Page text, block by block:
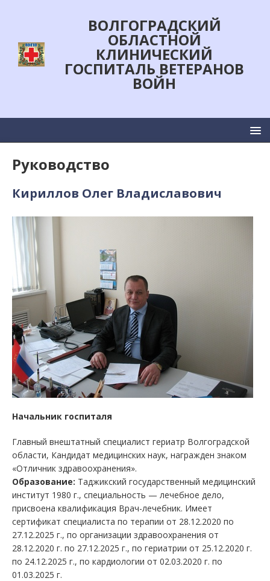
ВОЛГОГРАДСКИЙ
ОБЛАСТНОЙ
КЛИНИЧЕСКИЙ
ГОСПИТАЛЬ ВЕТЕРАНОВ
ВОЙН
Руководство
Кириллов Олег Владиславович
Начальник госпиталя
Главный внештатный специалист гериатр Волгоградской
области, Кандидат медицинских наук, награжден знаком
«Отличник здравоохранения».
Образование: Таджикский государственный медицинский
институт 1980 г., специальность — лечебное дело,
присвоена квалификация Врач-лечебник. Имеет
сертификат специалиста по терапии от 28.12.2020 по
27.12.2025 г., по организации здравоохранения от
28.12.2020 г. по 27.12.2025 г., по гериатрии от 25.12.2020 г.
по 24.12.2025 г., по кардиологии от 02.03.2020 г. по
01.03.2025 г.